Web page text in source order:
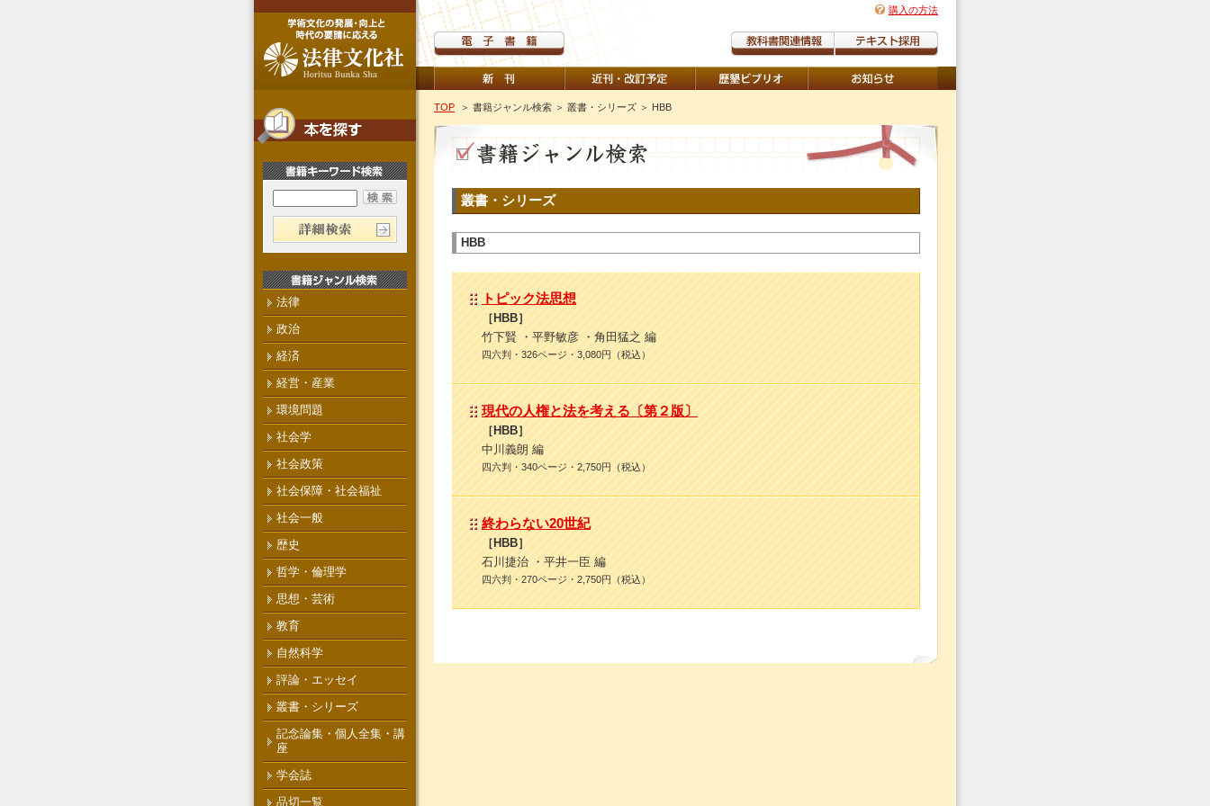
購入の方法
TOP ＞ 書籍ジャンル検索 ＞ 叢書・シリーズ ＞ HBB
叢書・シリーズ
HBB
トピック法思想
［HBB］
竹下賢 ・平野敏彦 ・角田猛之 編
四六判・326ページ・3,080円（税込）
現代の人権と法を考える〔第２版〕
［HBB］
中川義朗 編
四六判・340ページ・2,750円（税込）
終わらない20世紀
［HBB］
石川捷治 ・平井一臣 編
四六判・270ページ・2,750円（税込）
法律
政治
経済
経営・産業
環境問題
社会学
社会政策
社会保障・社会福祉
社会一般
歴史
哲学・倫理学
思想・芸術
教育
自然科学
評論・エッセイ
叢書・シリーズ
記念論集・個人全集・講
座
学会誌
品切一覧